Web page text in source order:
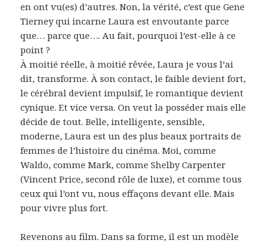
en ont vu(es) d’autres. Non, la vérité, c’est que Gene
Tierney qui incarne Laura est envoutante parce
que… parce que…. Au fait, pourquoi l’est-elle à ce
point ?
À moitié réelle, à moitié rêvée, Laura je vous l’ai
dit, transforme. À son contact, le faible devient fort,
le cérébral devient impulsif, le romantique devient
cynique. Et vice versa. On veut la posséder mais elle
décide de tout. Belle, intelligente, sensible,
moderne, Laura est un des plus beaux portraits de
femmes de l’histoire du cinéma. Moi, comme
Waldo, comme Mark, comme Shelby Carpenter
(Vincent Price, second rôle de luxe), et comme tous
ceux qui l’ont vu, nous effaçons devant elle. Mais
pour vivre plus fort.
Revenons au film. Dans sa forme, il est un modèle